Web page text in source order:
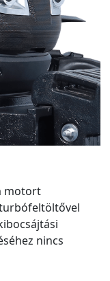
motort
nincs